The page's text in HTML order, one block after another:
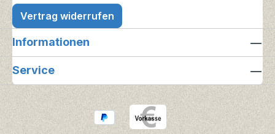
Vertrag widerrufen
Informationen
Service